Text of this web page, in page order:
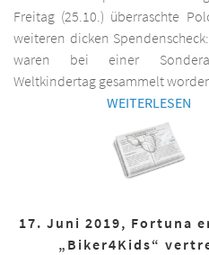
Freitag (25.10.) überraschte
weiteren dicken
waren bei einer
Weltkindertag gesammelt
WEITERLESEN
17. Juni 2019, Fortuna
„Biker4Kids“